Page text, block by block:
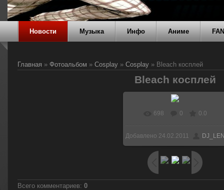
Новости Музыка Инфо Аниме
Главная » Фотоальбом » Cosplay » Cosplay » Bleach косплей
Bleach косплей
698 0 0.0
Добавлено 24.02.2011
Всего комментариев: 0